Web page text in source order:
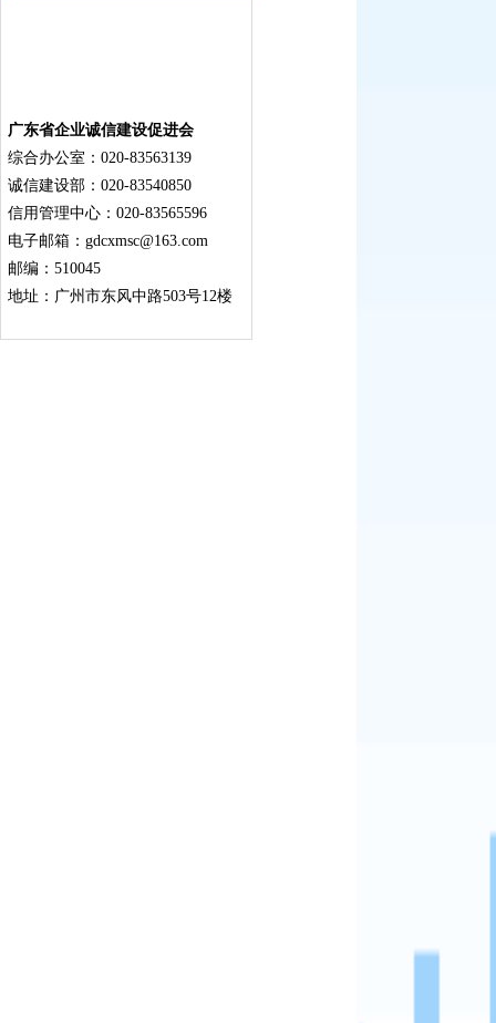
广东省企业诚信建设促进会
综合办公室：020-83563139
诚信建设部：020-83540850
信用管理中心：020-83565596
电子邮箱： gdcxmsc@163.com
邮编：510045
地址：广州市东风中路503号12楼